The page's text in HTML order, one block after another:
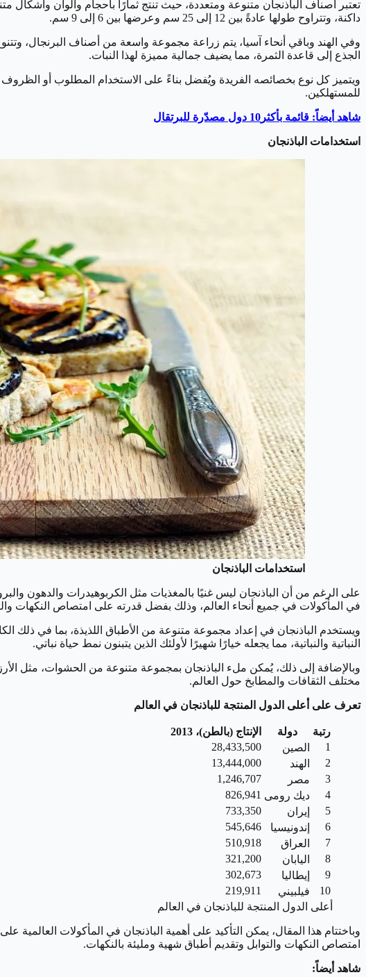
تعتبر أصناف الباذنجان متنوعة ومتعددة، حيث تنتج ثمارًا بأحجام وألوان وأشكال
داكنة، وتتراوح طولها عادةً بين 12 إلى 25 سم وعرضها بين 6 إلى 9 سم.
وفي الهند وباقي أنحاء آسيا، يتم زراعة مجموعة واسعة من أصناف البرنجال،
الجذع إلى قاعدة الثمرة، مما يضيف جمالية مميزة لهذا النبات.
ويتميز كل نوع بخصائصه الفريدة ويُفضل بناءً على الاستخدام المطلوب أو
للمستهلكين.
شاهد أيضاً: قائمة بأكثر10 دول مصدّرة للبرتقال
استخدامات الباذنجان
استخدامات الباذنجان
على الرغم من أن الباذنجان ليس غنيًا بالمغذيات مثل الكربوهيدرات والدهون
في المأكولات في جميع أنحاء العالم، وذلك بفضل قدرته على امتصاص النكهات
ويستخدم الباذنجان في إعداد مجموعة متنوعة من الأطباق اللذيذة، بما في ذلك
النباتية والنباتية، مما يجعله خيارًا شهيرًا لأولئك الذين يتبنون نمط حياة نباتي.
وبالإضافة إلى ذلك، يُمكن ملء الباذنجان بمجموعة متنوعة من الحشوات، مثل
مختلف الثقافات والمطابخ حول العالم.
تعرف على أعلى الدول المنتجة للباذنجان في العالم
رتبة دولة
الإنتاج (بالطن)، 2013
1
الصين
28,433,500
2
الهند
13,444,000
3
مصر
1,246,707
4
ديك رومى 826,941
5
إيران
733,350
6
إندونيسيا
545,646
7
العراق
510,918
8
اليابان
321,200
9
إيطاليا
302,673
10
فيلبيني
219,911
أعلى الدول المنتجة للباذنجان في العالم
وباختتام هذا المقال، يمكن التأكيد على أهمية الباذنجان في المأكولات العالمية
امتصاص النكهات والتوابل وتقديم أطباق شهية ومليئة بالنكهات.
شاهد أيضاً: